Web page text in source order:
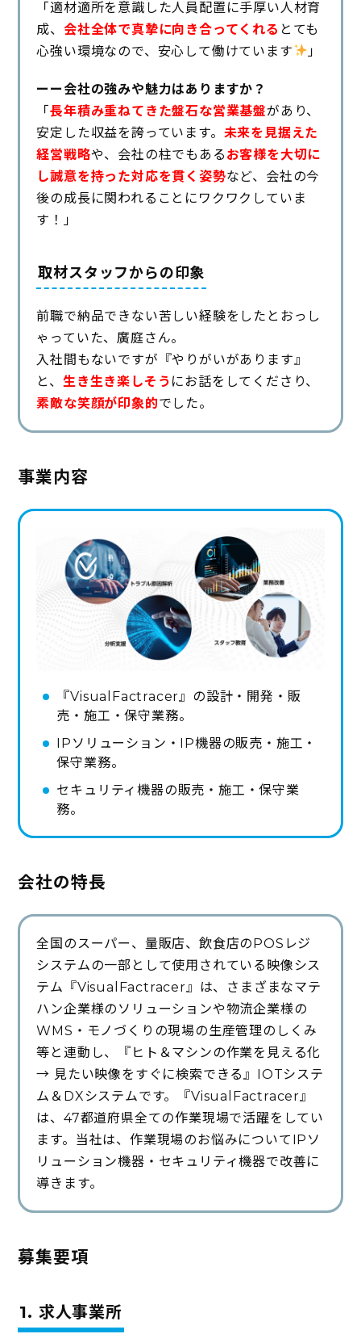
「適材適所を意識した人員配置に手厚い人材育
成、 会社全体で真摯に向き合ってくれる とても
心強い環境なので、安心して働けています
」
ーー会社の強みや魅力はありますか？
「長年積み重ねてきた盤石な営業基盤があり、
安定した収益を誇っています。 未来を見据えた
経営戦略や、会社の柱でもある お客様を大切に
し誠意を持った対応を貫く姿勢など、会社の今
後の成長に関われることにワクワクしていま
す！」
取材スタッフからの印象
前職で納品できない苦しい経験をしたとおっし
ゃっていた、廣庭さん。
入社間もないですが『やりがいがあります』
と、 生き生き楽しそう にお話をしてくださり、
素敵な笑顔が印象的でした。
事業内容
『VisualFactracer』の設計・開発・販
売・施工・保守業務。
IPソリューション・IP機器の販売・施工・
保守業務。
セキュリティ機器の販売・施工・保守業
務。
会社の特長
全国のスーパー、量販店、飲食店のPOSレジ
システムの一部として使用されている映像シス
テム『VisualFactracer』は、さまざまなマテ
ハン企業様のソリューションや物流企業様の
WMS・モノづくりの現場の生産管理のしくみ
等と連動し、『ヒト＆マシンの作業を見える化
→ 見たい映像をすぐに検索できる』IOTシステ
ム＆DXシステムです。『VisualFactracer』
は、47都道府県全ての作業現場で活躍をしてい
ます。当社は、作業現場のお悩みについてIPソ
リューション機器・セキュリティ機器で改善に
導きます。
募集要項
1. 求人事業所